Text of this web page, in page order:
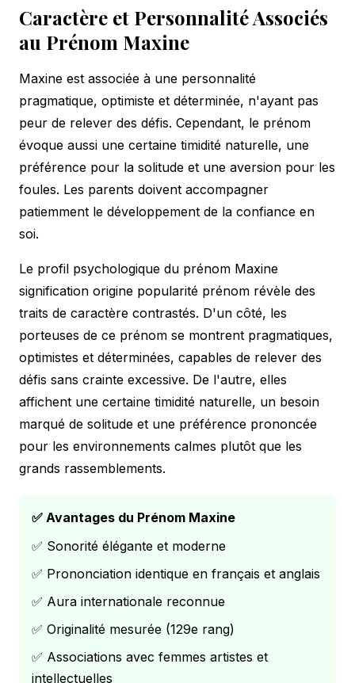
Caractère et Personnalité Associés
au Prénom Maxine
Maxine est associée à une personnalité
pragmatique, optimiste et déterminée, n'ayant pas
peur de relever des défis. Cependant, le prénom
évoque aussi une certaine timidité naturelle, une
préférence pour la solitude et une aversion pour les
foules. Les parents doivent accompagner
patiemment le développement de la confiance en
soi.
Le profil psychologique du prénom Maxine
signification origine popularité prénom révèle des
traits de caractère contrastés. D'un côté, les
porteuses de ce prénom se montrent pragmatiques,
optimistes et déterminées, capables de relever des
défis sans crainte excessive. De l'autre, elles
affichent une certaine timidité naturelle, un besoin
marqué de solitude et une préférence prononcée
pour les environnements calmes plutôt que les
grands rassemblements.
✅ Avantages du Prénom Maxine
✅ Sonorité élégante et moderne
✅ Prononciation identique en français et anglais
✅ Aura internationale reconnue
✅ Originalité mesurée (129e rang)
✅ Associations avec femmes artistes et
intellectuelles